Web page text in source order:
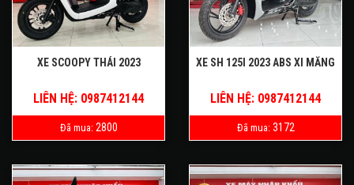
XE SCOOPY THÁI 2023
LIÊN HỆ: 0987412144
Đã mua: 2800
XE SH 125I 2023 ABS XI MĂNG
LIÊN HỆ: 0987412144
Đã mua: 3172